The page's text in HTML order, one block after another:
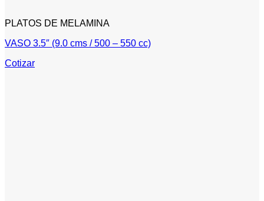
PLATOS DE MELAMINA
VASO 3.5″ (9.0 cms / 500 – 550 cc)
Cotizar